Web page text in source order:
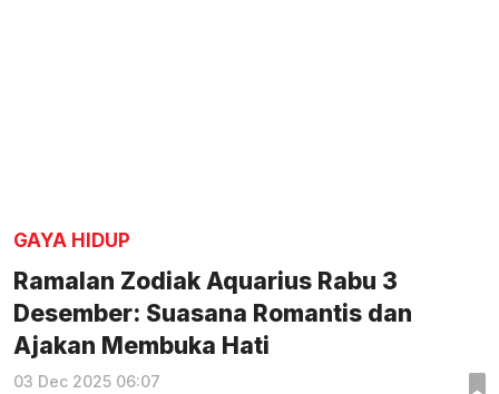
GAYA HIDUP
Ramalan Zodiak Aquarius Rabu 3
Desember: Suasana Romantis dan
Ajakan Membuka Hati
03 Dec 2025 06:07